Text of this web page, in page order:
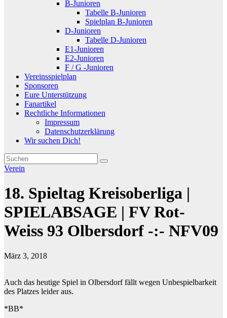
B-Junioren
Tabelle B-Junioren
Spielplan B-Junioren
D-Junioren
Tabelle D-Junioren
E1-Junioren
E2-Junioren
F / G -Junioren
Vereinsspielplan
Sponsoren
Eure Unterstützung
Fanartikel
Rechtliche Informationen
Impressum
Datenschutzerklärung
Wir suchen Dich!
Verein
18. Spieltag Kreisoberliga |
SPIELABSAGE | FV Rot-
Weiss 93 Olbersdorf -:- NFV09
März 3, 2018
Auch das heutige Spiel in Olbersdorf fällt wegen Unbespielbarkeit
des Platzes leider aus.
*BB*